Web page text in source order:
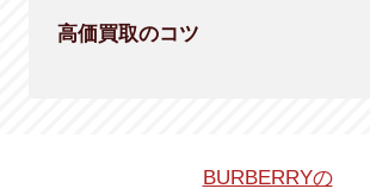
高価買取のコツ
BURBERRYの